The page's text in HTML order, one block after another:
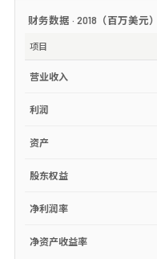
财务数据 · 2018 （百万美元）
项目
营业收入
利润
资产
股东权益
净利润率
净资产收益率